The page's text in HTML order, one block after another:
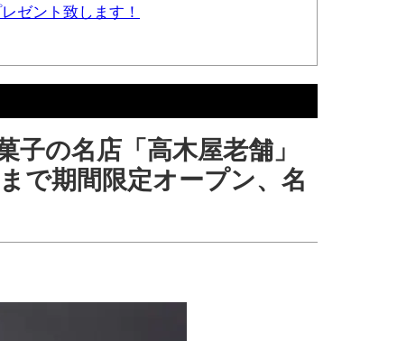
ゼント致します！
の名店「高木屋老舗」
で期間限定オープン、名